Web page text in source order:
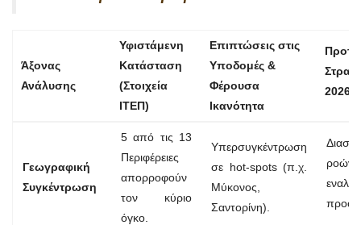
Άξονας
Ανάλυσης
Υφιστάμενη
Κατάσταση
(Στοιχεία
ΙΤΕΠ)
Επιπτώσεις στις
Υποδομές &
Φέρουσα
Ικανότητα
2026
Γεωγραφική
Συγκέντρωση
5 από τις 13
Περιφέρειες
απορροφούν
τον κύριο
όγκο.
Υπερσυγκέντρωση
σε hot-spots (π.χ.
Μύκονος,
Σαντορίνη).